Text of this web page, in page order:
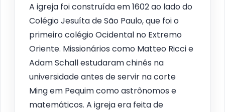
A igreja foi construída em 1602 ao lado do
Colégio Jesuíta de São Paulo, que foi o
primeiro colégio Ocidental no Extremo
Oriente. Missionários como Matteo Ricci e
Adam Schall estudaram chinês na
universidade antes de servir na corte
Ming em Pequim como astrônomos e
matemáticos. A igreja era feita de